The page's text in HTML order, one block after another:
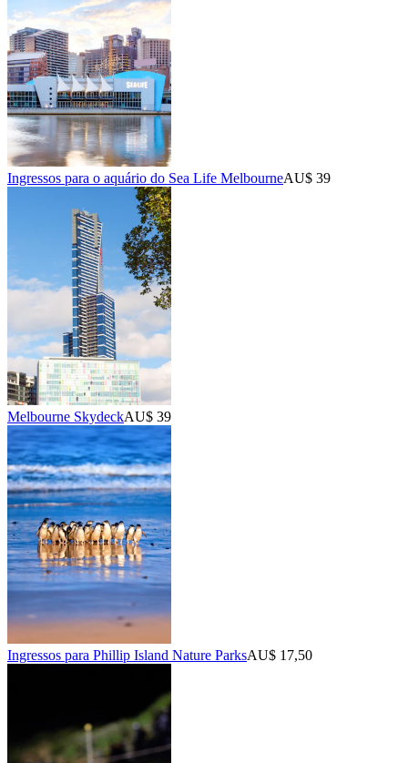
Ingressos para o aquário do Sea Life MelbourneAU$ 39
Melbourne SkydeckAU$ 39
Ingressos para Phillip Island Nature ParksAU$ 17,50